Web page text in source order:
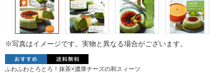
※写真はイメージです。実物と異なる場合がございます。
ふわふわとろとろ！抹茶×濃厚チーズの和スィーツ